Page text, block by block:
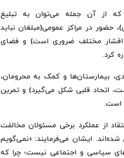
که از آن جمله می‌توان به تبلیغ
حضور در مراکز عمومی(مبلغان نباید
اقشار مختلف ضروری است) و فضای
کرد.
بیمارستان‌ها و کمک به محرومان،
اتحاد قلبی شکل می‌گیرد) و تمرین
است.
از عملکرد برخی مسئولان مخالفت
ایشان می‌فرمایند: «نمی‌گویم
سیاسی و اجتماعی نیست؛ چرا که